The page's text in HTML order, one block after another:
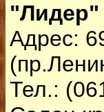
"Лидер"
Адрес:
Тел.: